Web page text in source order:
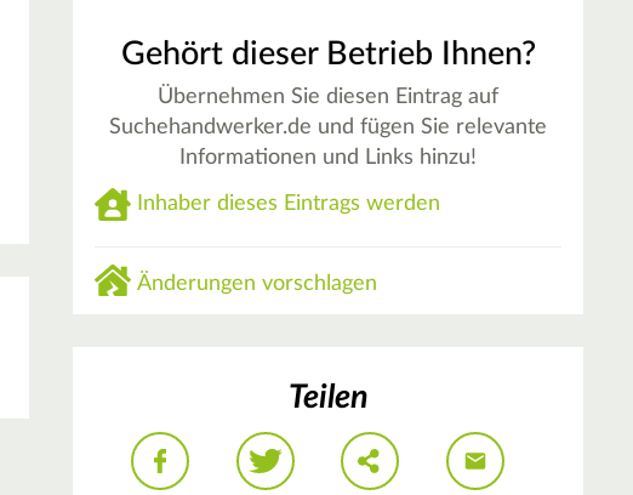
Gehört dieser Betrieb Ihnen?
Übernehmen Sie diesen Eintrag auf
Suchehandwerker.de und fügen Sie relevante
Informationen und Links hinzu!
Inhaber dieses Eintrags werden
Änderungen vorschlagen
Teilen